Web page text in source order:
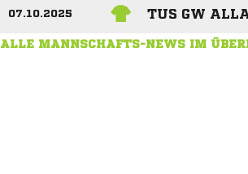
07.10.2025 TUS GW
ALLE MANNSCHAFTS-NEWS IM